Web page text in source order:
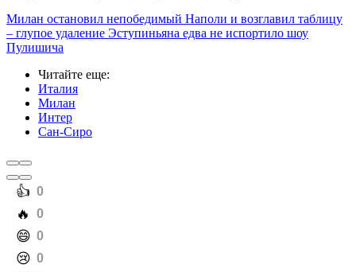
Милан остановил непобедимый Наполи и возглавил таблицу
– глупое удаление Эступиньяна едва не испортило шоу
Пулишича
Читайте еще:
Италия
Милан
Интер
Сан-Сиро
️👍 0
️🔥 0
️😄 0
️😢 0